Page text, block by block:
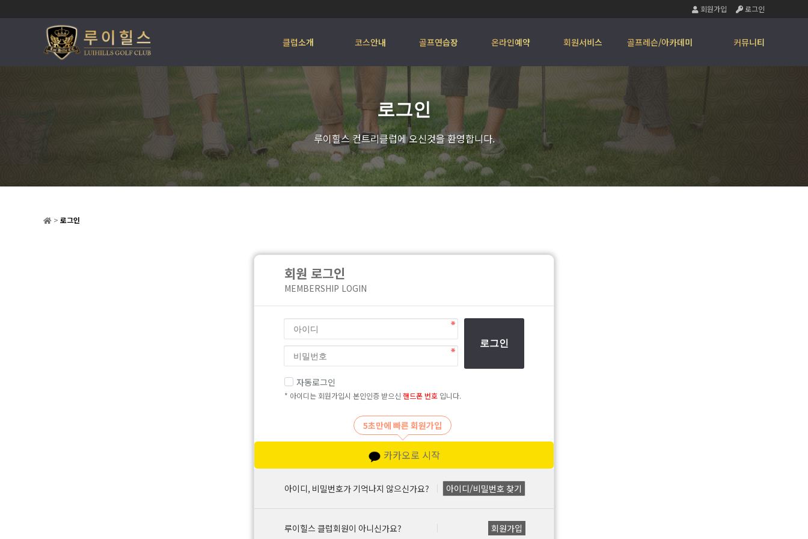
회원가입 로그인
클럽소개 코스안내 골프연습장 온라인예약 회원서비스 골프레슨/아카데미 커뮤니티
로그인
루이힐스 컨트리클럽에 오신것을 환영합니다.
> 로그인
회원 로그인
MEMBERSHIP LOGIN
로그인
자동로그인
* 아이디는 회원가입시 본인인증 받으신 핸드폰 번호 입니다.
카카오로 시작
5초만에 빠른 회원가입
아이디, 비밀번호가 기억나지 않으신가요? 아이디/비밀번호 찾기
루이힐스 클럽회원이 아니신가요? 회원가입